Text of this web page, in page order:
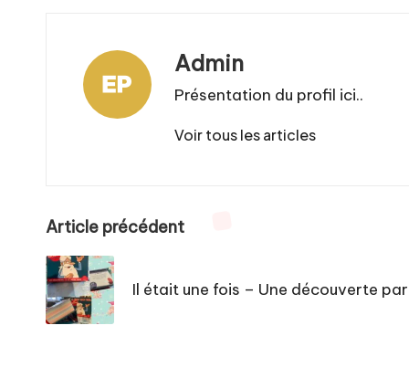
Admin
Présentation du profil ici..
Voir tous les articles
Post
navigation
Article précédent
Il était une fois – Une découverte